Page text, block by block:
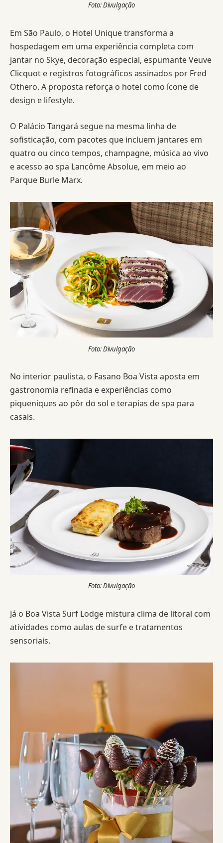
Foto: Divulgação
Em São Paulo, o Hotel Unique transforma a
hospedagem em uma experiência completa com
jantar no Skye, decoração especial, espumante Veuve
Clicquot e registros fotográficos assinados por Fred
Othero. A proposta reforça o hotel como ícone de
design e lifestyle.
O Palácio Tangará segue na mesma linha de
sofisticação, com pacotes que incluem jantares em
quatro ou cinco tempos, champagne, música ao vivo
e acesso ao spa Lancôme Absolue, em meio ao
Parque Burle Marx.
Foto: Divulgação
No interior paulista, o Fasano Boa Vista aposta em
gastronomia refinada e experiências como
piqueniques ao pôr do sol e terapias de spa para
casais.
Foto: Divulgação
Já o Boa Vista Surf Lodge mistura clima de litoral com
atividades como aulas de surfe e tratamentos
sensoriais.